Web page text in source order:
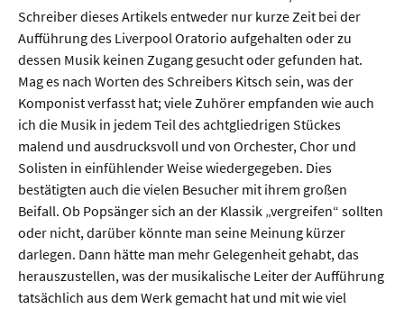
Schreiber dieses Artikels entweder nur kurze Zeit bei der
Aufführung des Liverpool Oratorio aufgehalten oder zu
dessen Musik keinen Zugang gesucht oder gefunden hat.
Mag es nach Worten des Schreibers Kitsch sein, was der
Komponist verfasst hat; viele Zuhörer empfanden wie auch
ich die Musik in jedem Teil des achtgliedrigen Stückes
malend und ausdrucksvoll und von Orchester, Chor und
Solisten in einfühlender Weise wiedergegeben. Dies
bestätigten auch die vielen Besucher mit ihrem großen
Beifall. Ob Popsänger sich an der Klassik „vergreifen“ sollten
oder nicht, darüber könnte man seine Meinung kürzer
darlegen. Dann hätte man mehr Gelegenheit gehabt, das
herauszustellen, was der musikalische Leiter der Aufführung
tatsächlich aus dem Werk gemacht hat und mit wie viel